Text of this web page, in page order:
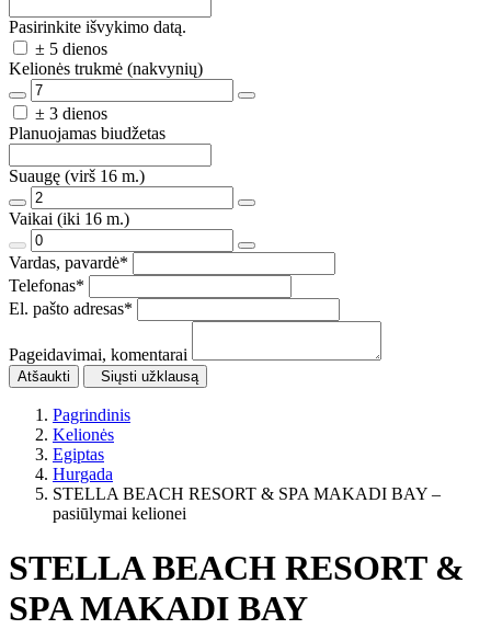
Pasirinkite išvykimo datą.
± 5 dienos
Kelionės trukmė (nakvynių)
± 3 dienos
Planuojamas biudžetas
Suaugę (virš 16 m.)
Vaikai (iki 16 m.)
Vardas, pavardė*
Telefonas*
El. pašto adresas*
Pageidavimai, komentarai
Atšaukti Siųsti užklausą
Pagrindinis
Kelionės
Egiptas
Hurgada
STELLA BEACH RESORT & SPA MAKADI BAY –
pasiūlymai kelionei
STELLA BEACH RESORT &
SPA MAKADI BAY